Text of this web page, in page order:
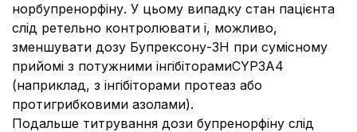
норбупренорфіну. У цьому випадку стан пацієнта
слід ретельно контролювати і, можливо,
зменшувати дозу Бупрексону-ЗН при сумісному
прийомі з потужними інгібіторамиCYP3A4
(наприклад, з інгібіторами протеаз або
протигрибковими азолами).
Подальше титрування дози бупренорфіну слід